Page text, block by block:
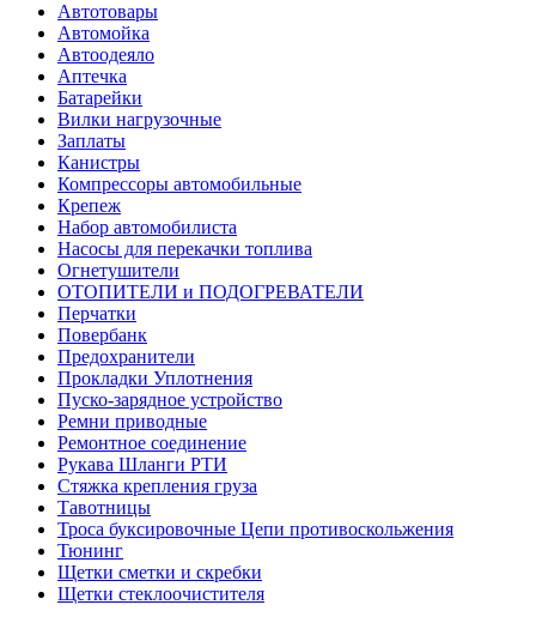
Автотовары
Автомойка
Автоодеяло
Аптечка
Батарейки
Вилки нагрузочные
Заплаты
Канистры
Компрессоры автомобильные
Крепеж
Набор автомобилиста
Насосы для перекачки топлива
Огнетушители
ОТОПИТЕЛИ и ПОДОГРЕВАТЕЛИ
Перчатки
Повербанк
Предохранители
Прокладки Уплотнения
Пуско-зарядное устройство
Ремни приводные
Ремонтное соединение
Рукава Шланги РТИ
Стяжка крепления груза
Тавотницы
Троса буксировочные Цепи противоскольжения
Тюнинг
Щетки сметки и скребки
Щетки стеклоочистителя